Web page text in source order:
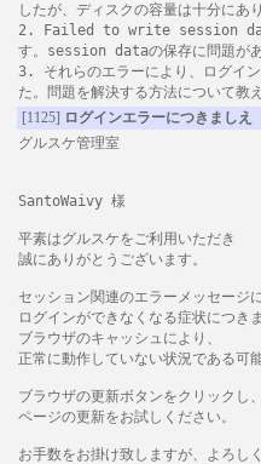
したが、ディスクの容量は十分にあ
2. Failed to write session data
す。session dataの保存に問題が
3. それらのエラーにより、ログイ
た。問題を解決する方法について教
[1125] ログインエラーにつきましえ
グルスケ管理室
SantoWaivy 様
平素はグルスケをご利用いただき
誠にありがとうございます。
セッション関連のエラーメッセージ
ログインができなくなる症状につき
ブラウザのキャッシュにより、
正常に動作していない状況である可
ブラウザの更新ボタンをクリックし
ページの更新をお試しください。
お手数をお掛け致しますが、よろし